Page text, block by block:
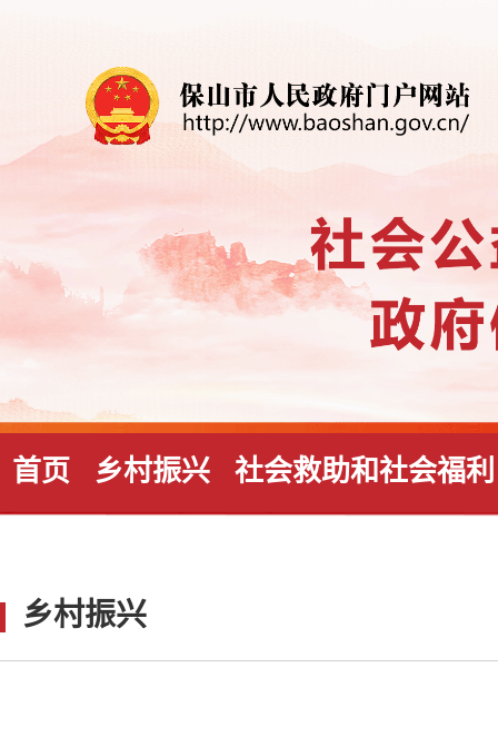
首页 乡村振兴 社会救助和社会福利
乡村振兴